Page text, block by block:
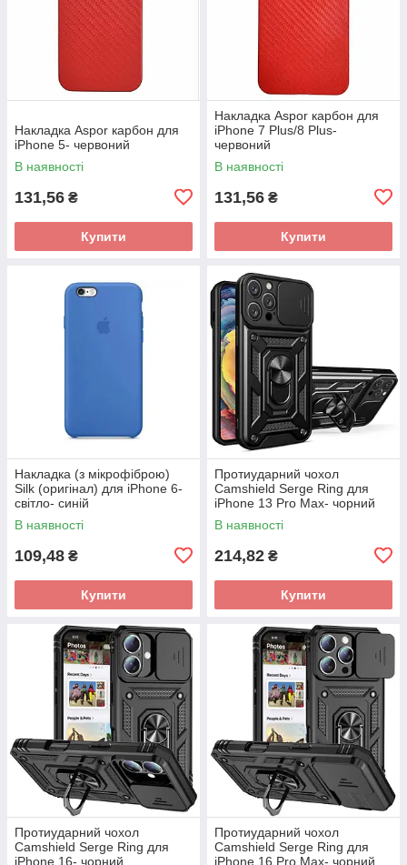
Накладка Aspor карбон для
iPhone 5- червоний
В наявності
131,56 ₴
Купити
Накладка Aspor карбон для
iPhone 7 Plus/8 Plus-
червоний
В наявності
131,56 ₴
Купити
Накладка (з мікрофіброю)
Silk (оригінал) для iPhone 6-
світло- синій
В наявності
109,48 ₴
Купити
Протиударний чохол
Camshield Serge Ring для
iPhone 13 Pro Max- чорний
В наявності
214,82 ₴
Купити
Протиударний чохол
Camshield Serge Ring для
iPhone 16- чорний
Протиударний чохол
Camshield Serge Ring для
iPhone 16 Pro Max- чорний